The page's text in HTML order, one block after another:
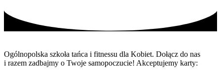
Ogólnopolska szkoła tańca i fitnessu dla Kobiet. Dołącz do nas
i razem zadbajmy o Twoje samopoczucie! Akceptujemy karty: